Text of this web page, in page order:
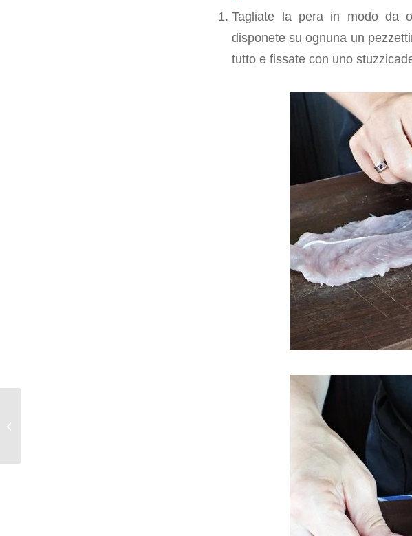
Tagliate la pera in modo da
disponete su ognuna un
tutto e fissate con uno